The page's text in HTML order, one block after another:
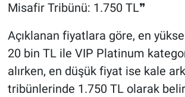
Misafir Tribünü: 1.750 TL❞
Açıklanan fiyatlara göre, en
20 bin TL ile VIP Platinum
alırken, en düşük fiyat ise kale
tribünlerinde 1.750 TL olarak